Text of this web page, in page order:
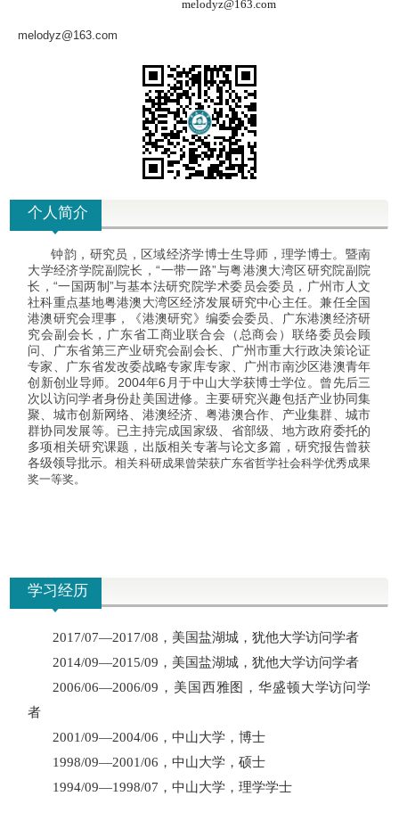
melodyz@163.com
melodyz@163.com
个人简介
钟韵，研究员，区域经济学博士生导师，理学博士。暨南
大学经济学院副院长，“一带一路”与粤港澳大湾区研究院副院
长，“一国两制”与基本法研究院学术委员会委员，广州市人文
社科重点基地粤港澳大湾区经济发展研究中心主任。兼任全国
港澳研究会理事，《港澳研究》编委会委员、广东港澳经济研
究会副会长，广东省工商业联合会（总商会）联络委员会顾
问、广东省第三产业研究会副会长、广州市重大行政决策论证
专家、广东省发改委战略专家库专家、广州市南沙区港澳青年
创新创业导师。 2004年6 月于中山大学获博士学位。曾先后三
次以访问学者身份赴美国进修。主要研究兴趣包括产业协同集
聚、城市创新网络、港澳经济、粤港澳合作、产业集群、城市
群协同发展等。已主持完成国家级、省部级、地方政府委托的
多项相关研究课题，出版相关专著与论文多篇，研究报告曾获
各级领导批示。相关科研成果曾荣获广东省哲学社会科学优秀成果
奖一等奖。
学习经历
2017/07—2017/08 ，美国盐湖城，犹他大学访问学者
2014/09—2015/09 ，美国盐湖城，犹他大学访问学者
2006/06—2006/09 ，美国西雅图，华盛顿大学访问学
者
2001/09—2004/06 ，中山大学，博士
1998/09—2001/06 ，中山大学，硕士
1994/09—1998/07 ，中山大学，理学学士